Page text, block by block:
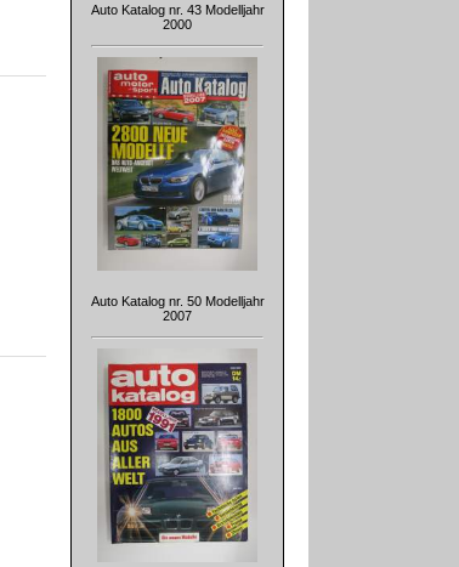
Auto Katalog nr. 43 Modelljahr
2000
Auto Katalog nr. 50 Modelljahr
2007